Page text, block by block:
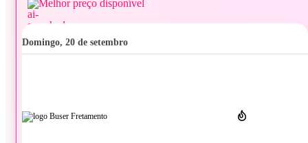
Melhor preço disponível
domingo, 20 de setembro